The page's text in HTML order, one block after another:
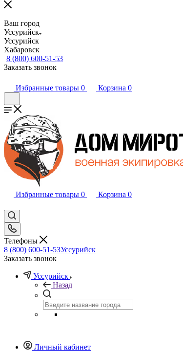
Ваш город
Уссурийск
Уссурийск
Хабаровск
8 (800) 600-51-53
Заказать звонок
Избранные товары 0 Корзина 0
Избранные товары 0 Корзина 0
Телефоны
8 (800) 600-51-53Уссурийск
Заказать звонок
Уссурийск
Назад
Личный кабинет